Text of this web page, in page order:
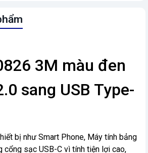
3M màu đen
sang USB Type-
bị như Smart Phone, Máy tính bảng
sạc USB-C vì tính tiện lợi cao,